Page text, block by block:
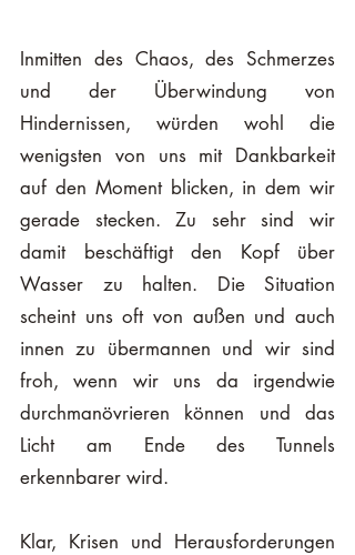
Inmitten des Chaos, des Schmerzes
und der Überwindung von
Hindernissen, würden wohl die
wenigsten von uns mit Dankbarkeit
auf den Moment blicken, in dem wir
gerade stecken. Zu sehr sind wir
damit beschäftigt den Kopf über
Wasser zu halten. Die Situation
scheint uns oft von außen und auch
innen zu übermannen und wir sind
froh, wenn wir uns da irgendwie
durchmanövrieren können und das
Licht am Ende des Tunnels
erkennbarer wird.
Klar, Krisen und Herausforderungen